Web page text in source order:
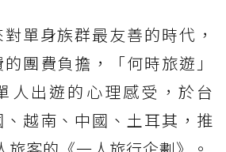
單身族群最友善的時代，
團費負擔，「何時旅遊」
人出遊的心理感受，於台
越南、中國、土耳其，推